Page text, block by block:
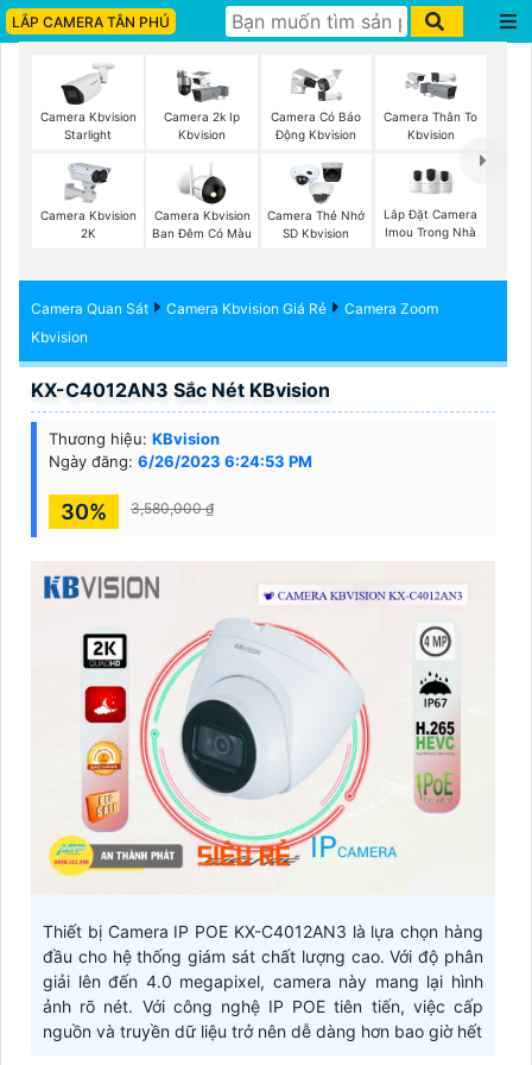
LẮP CAMERA TÂN PHÚ
Camera Kbvision
Starlight
Camera 2k Ip
Kbvision
Camera Có Báo
Động Kbvision
Camera Thân To
Kbvision
Camera Kbvision
2K
Camera Kbvision
Ban Đêm Có Màu
Camera Thẻ Nhớ
SD Kbvision
Lắp Đặt Camera
Imou Trong Nhà
Camera Quan Sát Camera Kbvision Giá Rẻ
Camera Zoom
Kbvision
KX-C4012AN3 Sắc Nét KBvision
Thương hiệu: KBvision
Ngày đăng: 6/26/2023 6:24:53 PM
30% 3,580,000 ₫
Thiết bị Camera IP POE KX-C4012AN3 là lựa chọn hàng
đầu cho hệ thống giám sát chất lượng cao. Với độ phân
giải lên đến 4.0 megapixel, camera này mang lại hình
ảnh rõ nét. Với công nghệ IP POE tiên tiến, việc cấp
nguồn và truyền dữ liệu trở nên dễ dàng hơn bao giờ hết